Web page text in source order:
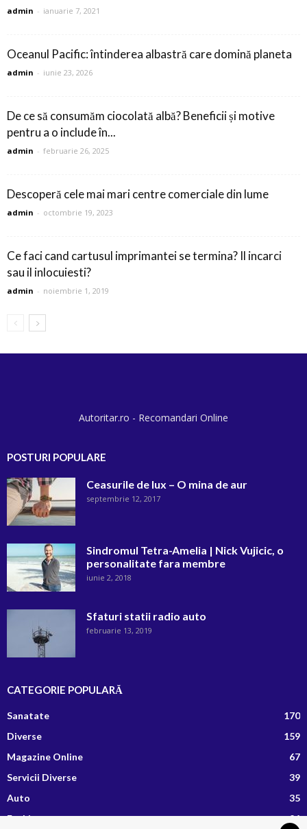
admin - ianuarie 7, 2021
Oceanul Pacific: întinderea albastră care domină planeta
admin - iunie 23, 2026
De ce să consumăm ciocolată albă? Beneficii și motive
pentru a o include în...
admin - februarie 26, 2025
Descoperă cele mai mari centre comerciale din lume
admin - octombrie 19, 2023
Ce faci cand cartusul imprimantei se termina? Il incarci
sau il inlocuiesti?
admin - noiembrie 1, 2019
Autoritar.ro - Recomandari Online
POSTURI POPULARE
Ceasurile de lux – O mina de aur
septembrie 12, 2017
Sindromul Tetra-Amelia | Nick Vujicic, o
personalitate fara membre
iunie 2, 2018
Sfaturi statii radio auto
februarie 13, 2019
CATEGORIE POPULARĂ
Sanatate
170
Diverse
159
Magazine Online
67
Servicii Diverse
39
Auto
35
Fashion
26